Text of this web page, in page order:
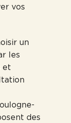
vos
un
les
et
des